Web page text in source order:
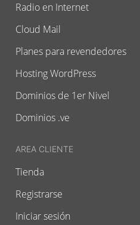
Radio en Internet
Cloud Mail
Planes para revendedores
Hosting WordPress
Dominios de 1er Nivel
Dominios .ve
AREA CLIENTE
Tienda
Registrarse
Iniciar sesión